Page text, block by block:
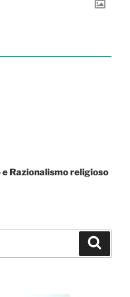
Razionalismo religioso